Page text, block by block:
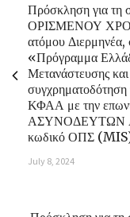
Πρόσκληση για
ΟΡΙΣΜΕΝΟΥ
ατόμου Διερμηνέα,
«Πρόγραμμα
Μετανάστευσης
ΚΦΑΑ με την
ΑΣΥΝΟΔΕΥΤΩΝ
κωδικό ΟΠΣ
July 8, 2024